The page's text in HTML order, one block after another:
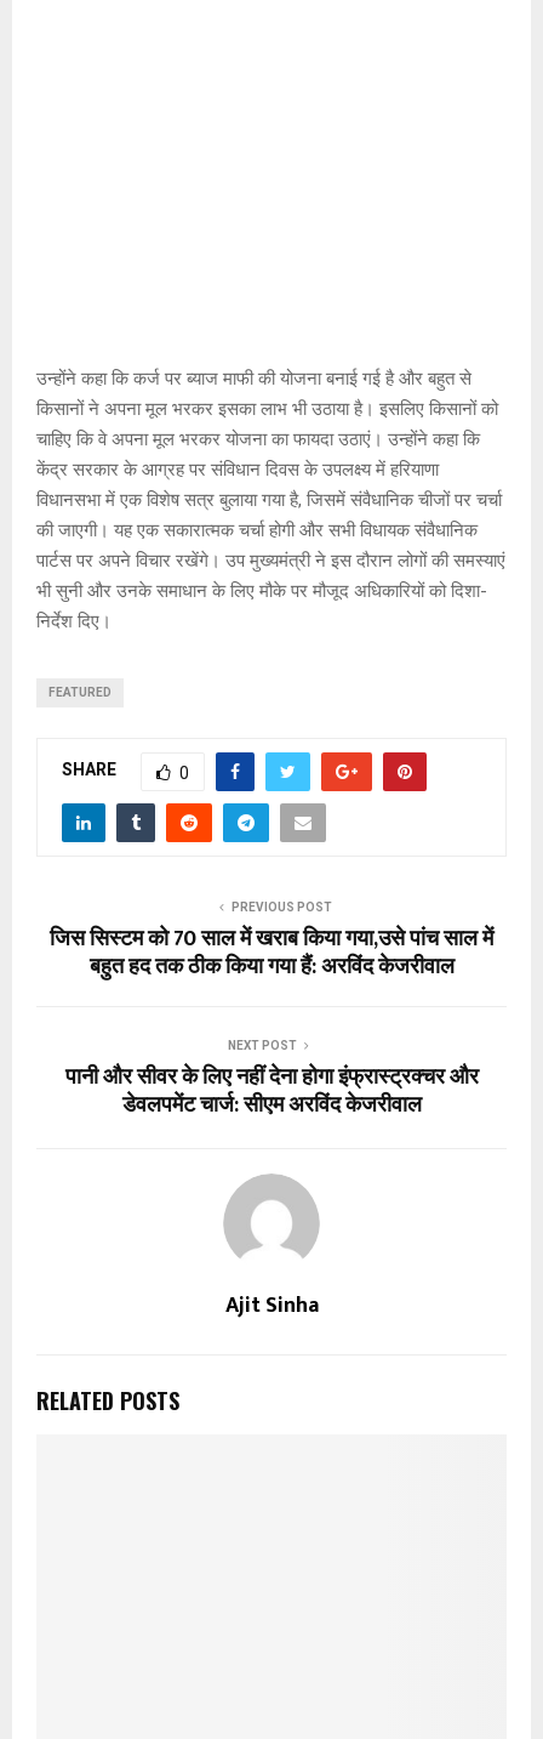
उन्होंने कहा कि कर्ज पर ब्याज माफी की योजना बनाई गई है और बहुत से
किसानों ने अपना मूल भरकर इसका लाभ भी उठाया है। इसलिए किसानों को
चाहिए कि वे अपना मूल भरकर योजना का फायदा उठाएं। उन्होंने कहा कि
केंद्र सरकार के आग्रह पर संविधान दिवस के उपलक्ष्य में हरियाणा
विधानसभा में एक विशेष सत्र बुलाया गया है, जिसमें संवैधानिक चीजों पर चर्चा
की जाएगी। यह एक सकारात्मक चर्चा होगी और सभी विधायक संवैधानिक
पार्टस पर अपने विचार रखेंगे। उप मुख्यमंत्री ने इस दौरान लोगों की समस्याएं
भी सुनी और उनके समाधान के लिए मौके पर मौजूद अधिकारियों को दिशा-
निर्देश दिए।
FEATURED
SHARE 0
PREVIOUS POST
जिस सिस्टम को 70 साल में खराब किया गया,उसे पांच साल में
बहुत हद तक ठीक किया गया हैं: अरविंद केजरीवाल
NEXT POST
पानी और सीवर के लिए नहीं देना होगा इंफ्रास्ट्रक्चर और
डेवलपमेंट चार्ज: सीएम अरविंद केजरीवाल
Ajit Sinha
RELATED POSTS